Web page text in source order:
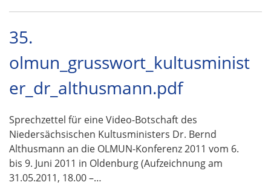
35.
olmun_grusswort_kultusminist
er_dr_althusmann.pdf
Sprechzettel für eine Video-Botschaft des
Niedersächsischen Kultusministers Dr. Bernd
Althusmann an die OLMUN-Konferenz 2011 vom 6.
bis 9. Juni 2011 in Oldenburg (Aufzeichnung am
31.05.2011, 18.00 –…